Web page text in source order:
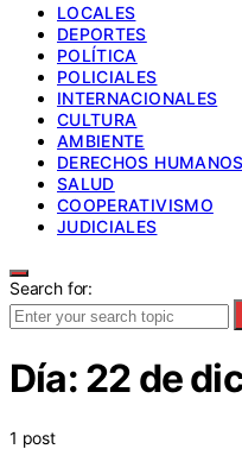
LOCALES
DEPORTES
POLÍTICA
POLICIALES
INTERNACIONALES
CULTURA
AMBIENTE
DERECHOS HUMANOS
SALUD
COOPERATIVISMO
JUDICIALES
Search for:
Día: 22 de
1 post